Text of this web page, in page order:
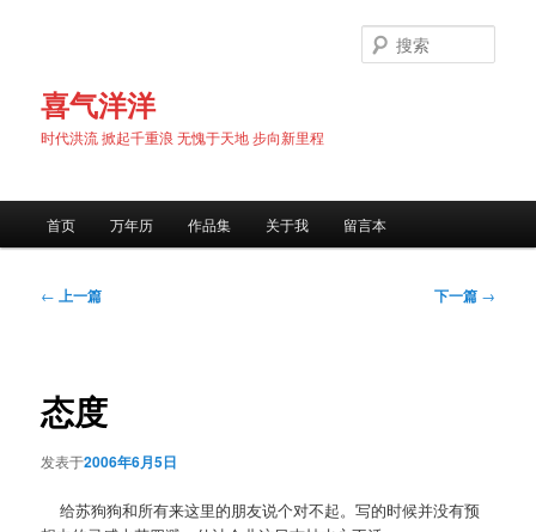
喜气洋洋
时代洪流 掀起千重浪 无愧于天地 步向新里程
索
首页 万年历 作品集 关于我 留言本
文
← 上一篇 下一篇 →
态度
发表于2006年6月5日
给苏狗狗和所有来这里的朋友说个对不起。写的时候并没有预